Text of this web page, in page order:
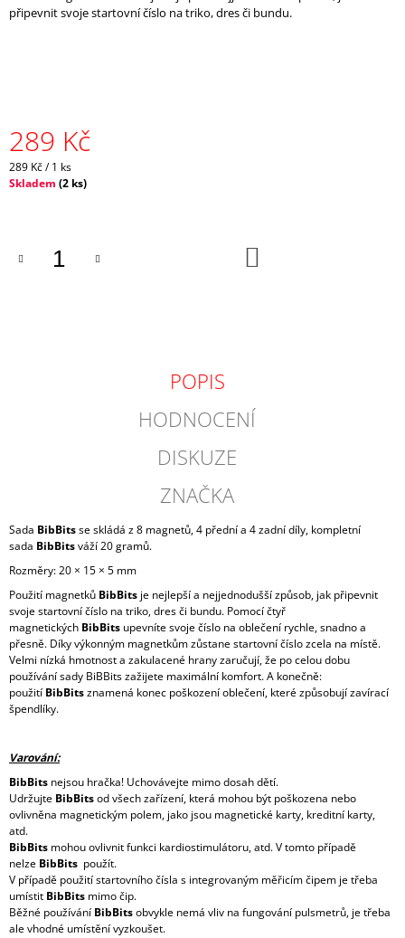
připevnit svoje startovní číslo na triko, dres či bundu.
289 Kč
Měrná
cena:
289 Kč / 1 ks
Skladem (2 ks)
POPIS
HODNOCENÍ
DISKUZE
ZNAČKA
Sada BibBitsse skládá z 8 magnetů, 4 přední a 4 zadní díly, kompletní
sada BibBitsváží 20 gramů.
Rozměry: 20 × 15 × 5 mm
Použití magnetků BibBits je nejlepší a nejjednodušší způsob, jak připevnit
svoje startovní číslo na triko, dres či bundu. Pomocí čtyř
magnetických BibBits upevníte svoje číslo na oblečení rychle, snadno a
přesně. Díky výkonným magnetkům zůstane startovní číslo zcela na místě.
Velmi nízká hmotnost a zakulacené hrany zaručují, že po celou dobu
používání sady BiBBits zažijete maximální komfort. A konečně:
použití BibBitsznamená konec poškození oblečení, které způsobují zavírací
špendlíky.
Varování:
BibBits nejsou hračka! Uchovávejte mimo dosah dětí.
Udržujte BibBitsod všech zařízení, která mohou být poškozena nebo
ovlivněna magnetickým polem, jako jsou magnetické karty, kreditní karty,
atd.
BibBits mohou ovlivnit funkci kardiostimulátoru, atd. V tomto případě
nelze BibBits použít.
V případě použití startovního čísla s integrovaným měřicím čipem je třeba
umístit BibBits mimo čip.
Běžné používání BibBitsobvykle nemá vliv na fungování pulsmetrů, je třeba
ale vhodné umístění vyzkoušet.
J
THUNDER
M
-
CARAMELLO
Původně: